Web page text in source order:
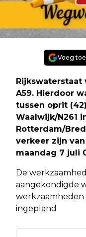
Voeg
A59. Hierdoor
tussen oprit
Waalwijk/N261
Rotterdam/
verkeer zijn
maandag 7 juli
De
aangekondigde
ingepland